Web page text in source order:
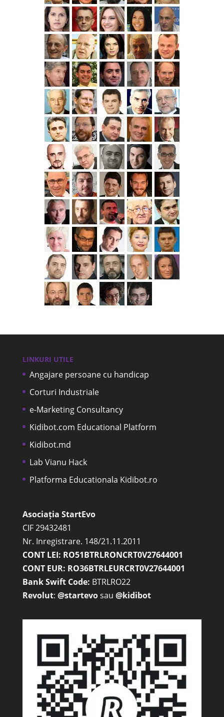
LINKURI UTILE
Angajare persoane cu handicap
Corturi Industriale
e-Marketing Consultancy
Kidibot.com Educational Platform
Kidibot.md
Lab Vianu Hack
Platforma Educationala Kidibot.ro
Asociația StartEvo
CIF 29432481
Nr. Inregistrare. 148/21.11.2011
CONT LEI: RO51BTRLRONCRT0V27644001
CONT EUR: RO36BTRLEURCRT0V27644001
Bank Swift Code: BTRLRO22
Revolut: @startevosau @kidibot